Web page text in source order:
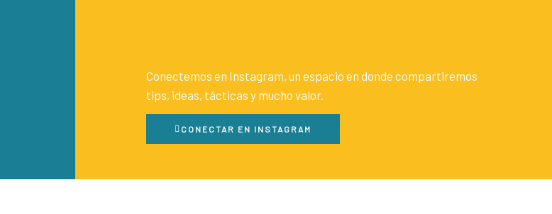
Conectemos en Instagram, un espacio en donde compartiremos
tips, ideas, tácticas y mucho valor.
CONECTAR EN INSTAGRAM